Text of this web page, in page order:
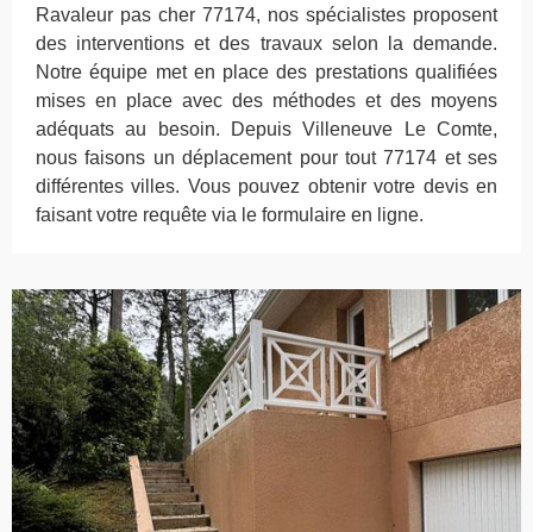
Ravaleur pas cher 77174, nos spécialistes proposent
des interventions et des travaux selon la demande.
Notre équipe met en place des prestations qualifiées
mises en place avec des méthodes et des moyens
adéquats au besoin. Depuis Villeneuve Le Comte,
nous faisons un déplacement pour tout 77174 et ses
différentes villes. Vous pouvez obtenir votre devis en
faisant votre requête via le formulaire en ligne.